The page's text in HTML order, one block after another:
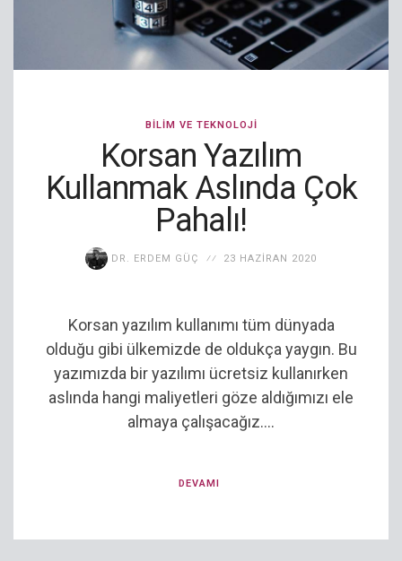
BILIM VE TEKNOLOJI
Korsan Yazılım
Kullanmak Aslında Çok
Pahalı!
DR. ERDEM GÜÇ 23 HAZIRAN 2020
Korsan yazılım kullanımı tüm dünyada
olduğu gibi ülkemizde de oldukça yaygın. Bu
yazımızda bir yazılımı ücretsiz kullanırken
aslında hangi maliyetleri göze aldığımızı ele
almaya çalışacağız....
DEVAMI